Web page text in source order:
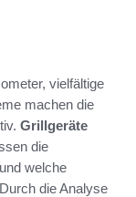
vielfältige
machen die
Grillgeräte
die
welche
die Analyse